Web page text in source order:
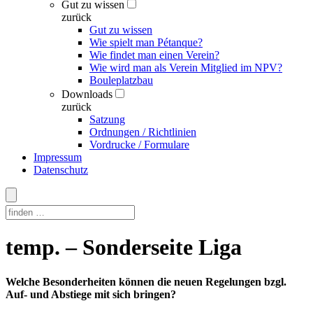
Gut zu wissen
zurück
Gut zu wissen
Wie spielt man Pétanque?
Wie findet man einen Verein?
Wie wird man als Verein Mitglied im NPV?
Bouleplatzbau
Downloads
zurück
Satzung
Ordnungen / Richtlinien
Vordrucke / Formulare
Impressum
Datenschutz
Skip
to
temp. – Sonderseite Liga
Welche Besonderheiten können die neuen Regelungen bzgl.
Auf- und Abstiege mit sich bringen?